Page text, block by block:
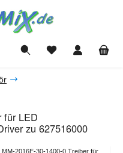
Du hast 0 Produkte
für LED
zu 627516000